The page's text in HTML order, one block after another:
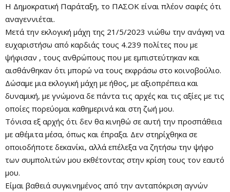
Η Δημοκρατική Παράταξη, το ΠΑΣΟΚ είναι πλέον σαφές ότι
αναγεννιέται.
Μετά την εκλογική μάχη της 21/5/2023 νιώθω την ανάγκη να
ευχαριστήσω από καρδιάς τους 4.239 πολίτες που με
ψήφισαν , τους ανθρώπους που με εμπιστεύτηκαν και
αισθάνθηκαν ότι μπορώ να τους εκφράσω στο κοινοβούλιο.
Δώσαμε μια εκλογική μάχη με ήθος, με αξιοπρέπεια και
δυναμική, με γνώμονα δε πάντα τις αρχές και τις αξίες με τις
οποίες πορεύομαι καθημερινά και στη ζωή μου.
Τόνισα εξ αρχής ότι δεν θα κινηθώ σε αυτή την προσπάθεια
με αθέμιτα μέσα, όπως και έπραξα. Δεν στηρίχθηκα σε
οποιοδήποτε δεκανίκι, αλλά επέλεξα να ζητήσω την ψήφο
των συμπολιτών μου εκθέτοντας στην κρίση τους τον εαυτό
μου.
Είμαι βαθειά συγκινημένος από την ανταπόκριση αγνών